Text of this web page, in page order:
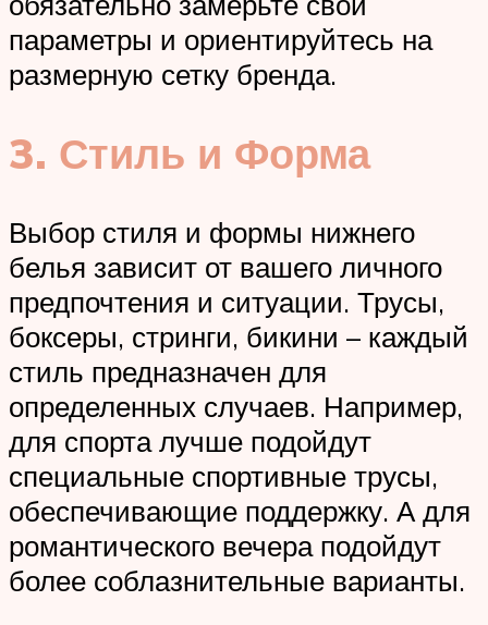
параметры и ориентируйтесь на
размерную сетку бренда.
3. Стиль и Форма
Выбор стиля и формы нижнего
белья зависит от вашего личного
предпочтения и ситуации. Трусы,
боксеры, стринги, бикини – каждый
стиль предназначен для
определенных случаев. Например,
для спорта лучше подойдут
специальные спортивные трусы,
обеспечивающие поддержку. А для
романтического вечера подойдут
более соблазнительные варианты.